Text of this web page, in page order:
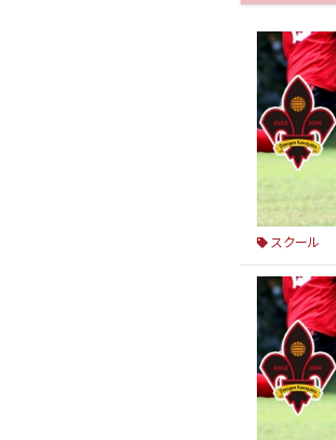
スクール